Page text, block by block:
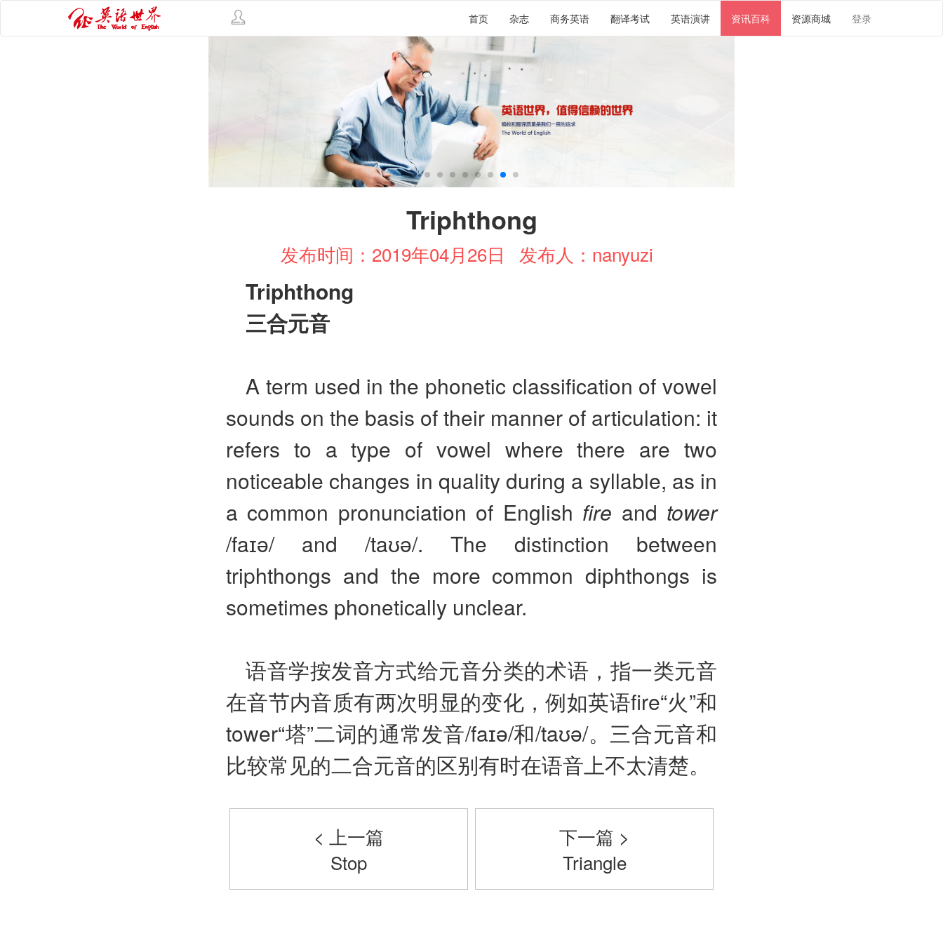
首页 杂志 商务英语 翻译考试 英语演讲 资讯百科 资源商城 登录
Triphthong
发布时间：2019年04月26日 发布人：nanyuzi
Triphthong
三合元音
A term used in the phonetic classification of vowel
sounds on the basis of their manner of articulation: it
refers to a type of vowel where there are two
noticeable changes in quality during a syllable, as in
a common pronunciation of English fire and tower
/faɪə/ and /taʊə/. The distinction between
triphthongs and the more common diphthongs is
sometimes phonetically unclear.
语音学按发音方式给元音分类的术语，指一类元音
在音节内音质有两次明显的变化，例如英语fire“火”和
tower“塔”二词的通常发音/faɪə/和/taʊə/。三合元音和
比较常见的二合元音的区别有时在语音上不太清楚。
< 上一篇
Stop
下一篇 >
Triangle